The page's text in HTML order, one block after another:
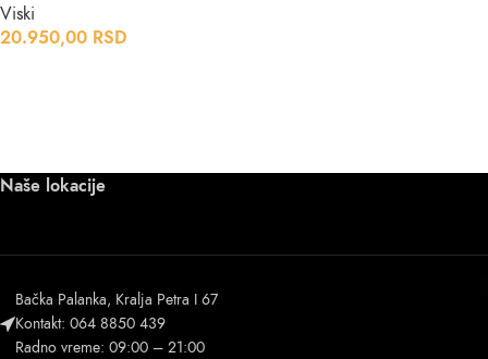
Viski
20.950,00 RSD
Naše lokacije
Bačka Palanka, Kralja Petra I 67
Kontakt: 064 8850 439
Radno vreme: 09:00 – 21:00